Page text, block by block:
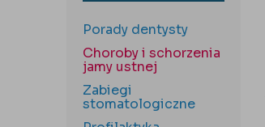
Porady dentysty
Choroby i schorzenia
jamy ustnej
Zabiegi
stomatologiczne